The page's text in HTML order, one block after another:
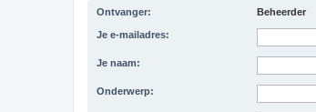
Ontvanger: Beheerder
Je e-mailadres:
Je naam:
Onderwerp: